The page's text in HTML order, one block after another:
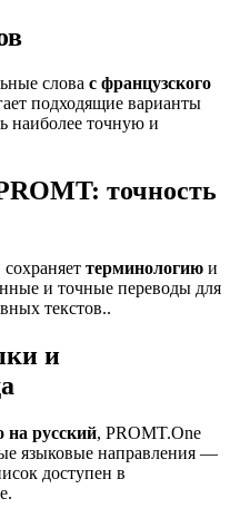
слова с французского
подходящие варианты
наиболее точную и
точность
терминологию и
и точные переводы для
текстов..
и
на русский, PROMT.One
языковые направления —
доступен в